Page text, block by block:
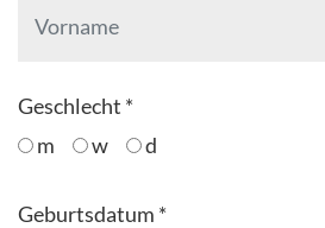
Geschlecht *
m
w d
Geburtsdatum *